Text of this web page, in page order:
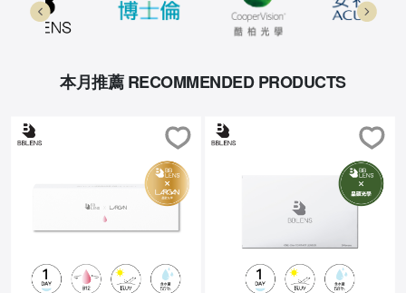
本月推薦 RECOMMENDED PRODUCTS